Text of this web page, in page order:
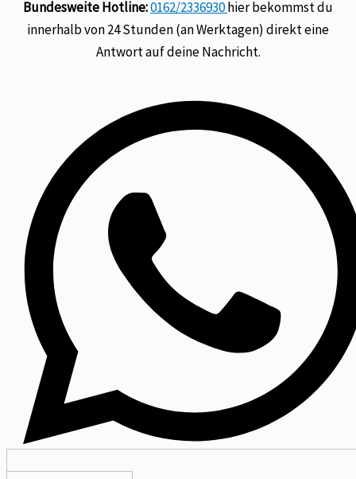
Bundesweite Hotline:0162/2336930hier bekommst du
innerhalb von 24 Stunden (an Werktagen) direkt eine
Antwort auf deine Nachricht.